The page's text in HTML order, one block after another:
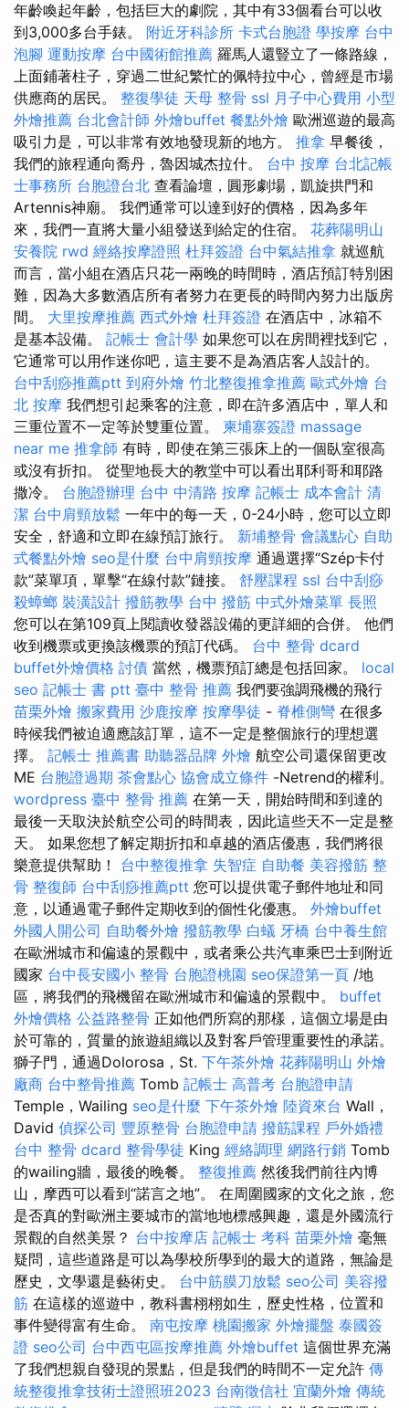
年齡喚起年齡，包括巨大的劇院，其中有33個看台可以收
到3,000多台手錶。 附近牙科診所 卡式台胞證 學按摩 台中
泡腳 運動按摩 台中國術館推薦 羅馬人還豎立了一條路線，
上面鋪著柱子，穿過二世紀繁忙的佩特拉中心，曾經是市場
供應商的居民。 整復學徒 天母 整骨 ssl 月子中心費用 小型
外燴推薦 台北會計師 外燴buffet 餐點外燴 歐洲巡遊的最高
吸引力是，可以非常有效地發現新的地方。 推拿 早餐後，
我們的旅程通向喬丹，魯因城杰拉什。 台中 按摩 台北記帳
士事務所 台胞證台北 查看論壇，圓形劇場，凱旋拱門和
Artennis神廟。 我們通常可以達到好的價格，因為多年
來，我們一直將大量小組發送到給定的住宿。 花葬陽明山
安養院 rwd 經絡按摩證照 杜拜簽證 台中氣結推拿 就巡航
而言，當小組在酒店只花一兩晚的時間時，酒店預訂特別困
難，因為大多數酒店所有者努力在更長的時間內努力出版房
間。 大里按摩推薦 西式外燴 杜拜簽證 在酒店中，冰箱不
是基本設備。 記帳士 會計學 如果您可以在房間裡找到它，
它通常可以用作迷你吧，這主要不是為酒店客人設計的。
台中刮痧推薦ptt 到府外燴 竹北整復推拿推薦 歐式外燴 台
北 按摩 我們想引起乘客的注意，即在許多酒店中，單人和
三重位置不一定等於雙重位置。 柬埔寨簽證 massage
near me 推拿師 有時，即使在第三張床上的一個臥室很高
或沒有折扣。 從聖地長大的教堂中可以看出耶利哥和耶路
撒冷。 台胞證辦理 台中 中清路 按摩 記帳士 成本會計 清
潔 台中肩頸放鬆 一年中的每一天，0-24小時，您可以立即
安全，舒適和立即在線預訂旅行。 新埔整骨 會議點心 自助
式餐點外燴 seo是什麼 台中肩頸按摩 通過選擇“Szép卡付
款”菜單項，單擊“在線付款”鏈接。 舒壓課程 ssl 台中刮痧
殺蟑螂 裝潢設計 撥筋教學 台中 撥筋 中式外燴菜單 長照
您可以在第109頁上閱讀收發器設備的更詳細的合併。 他們
收到機票或更換該機票的預訂代碼。 台中 整骨 dcard
buffet外燴價格 討債 當然，機票預訂總是包括回家。 local
seo 記帳士 書 ptt 臺中 整骨 推薦 我們要強調飛機的飛行
苗栗外燴 搬家費用 沙鹿按摩 按摩學徒 - 脊椎側彎 在很多
時候我們被迫適應該訂單，這不一定是整個旅行的理想選
擇。 記帳士 推薦書 助聽器品牌 外燴 航空公司還保留更改
ME 台胞證過期 茶會點心 協會成立條件 -Netrend的權利。
wordpress 臺中 整骨 推薦 在第一天，開始時間和到達的
最後一天取決於航空公司的時間表，因此這些天不一定是整
天。 如果您想了解定期折扣和卓越的酒店優惠，我們將很
樂意提供幫助！ 台中整復推拿 失智症 自助餐 美容撥筋 整
骨 整復師 台中刮痧推薦ptt 您可以提供電子郵件地址和同
意，以通過電子郵件定期收到的個性化優惠。 外燴buffet
外國人開公司 自助餐外燴 撥筋教學 白蟻 牙橋 台中養生館
在歐洲城市和偏遠的景觀中，或者乘公共汽車乘巴士到附近
國家 台中長安國小 整骨 台胞證桃園 seo保證第一頁 /地
區，將我們的飛機留在歐洲城市和偏遠的景觀中。 buffet
外燴價格 公益路整骨 正如他們所寫的那樣，這個立場是由
於可靠的，質量的旅遊組織以及對客戶管理重要性的承諾。
獅子門，通過Dolorosa，St. 下午茶外燴 花葬陽明山 外燴
廠商 台中整骨推薦 Tomb 記帳士 高普考 台胞證申請
Temple，Wailing seo是什麼 下午茶外燴 陸資來台 Wall，
David 偵探公司 豐原整骨 台胞證申請 撥筋課程 戶外婚禮
台中 整骨 dcard 整骨學徒 King 經絡調理 網路行銷 Tomb
的wailing牆，最後的晚餐。 整復推薦 然後我們前往內博
山，摩西可以看到“諾言之地”。 在周圍國家的文化之旅，您
是否真的對歐洲主要城市的當地地標感興趣，還是外國流行
景觀的自然美景？ 台中按摩店 記帳士 考科 苗栗外燴 毫無
疑問，這些道路是可以為學校所學到的最大的道路，無論是
歷史，文學還是藝術史。 台中筋膜刀放鬆 seo公司 美容撥
筋 在這樣的巡遊中，教科書栩栩如生，歷史性格，位置和
事件變得富有生命。 南屯按摩 桃園搬家 外燴擺盤 泰國簽
證 seo公司 台中西屯區按摩推薦 外燴buffet 這個世界充滿
了我們想親自發現的景點，但是我們的時間不一定允許 傳
統整復推拿技術士證照班2023 台南徵信社 宜蘭外燴 傳統